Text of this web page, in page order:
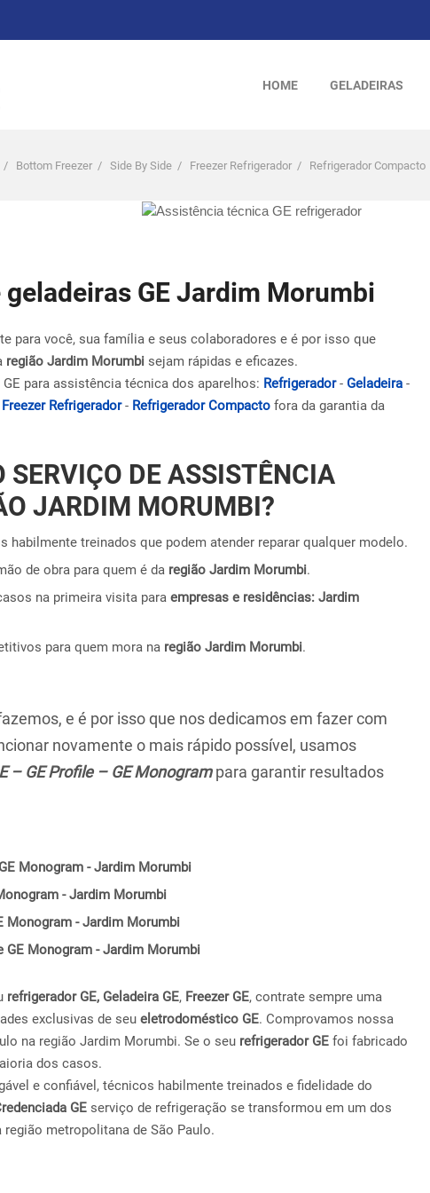
HOME GELADEIRAS
/ Bottom Freezer / Side By Side / Freezer Refrigerador / Refrigerador Compacto
GE Jardim Morumbi
para você, sua família e seus colaboradores e é por isso que
região Jardim Morumbi sejam rápidas e eficazes.
para assistência técnica dos aparelhos: Refrigerador- Geladeira -
Freezer Refrigerador- Refrigerador Compacto fora da garantia da
SERVIÇO DE ASSISTÊNCIA
JARDIM MORUMBI?
habilmente treinados que podem atender reparar qualquer modelo.
de obra para quem é da região Jardim Morumbi.
na primeira visita para empresas e residências: Jardim
para quem mora na região Jardim Morumbi.
e é por isso que nos dedicamos em fazer com
novamente o mais rápido possível, usamos
– GE Profile – GE Monogrampara garantir resultados
Monogram - Jardim Morumbi
- Jardim Morumbi
Monogram - Jardim Morumbi
GE Monogram - Jardim Morumbi
refrigerador GE, Geladeira GE, Freezer GE, contrate sempre uma
exclusivas de seu eletrodoméstico GE. Comprovamos nossa
na região Jardim Morumbi. Se o seu refrigerador GE foi fabricado
dos casos.
e confiável, técnicos habilmente treinados e fidelidade do
GE serviço de refrigeração se transformou em um dos
metropolitana de São Paulo.